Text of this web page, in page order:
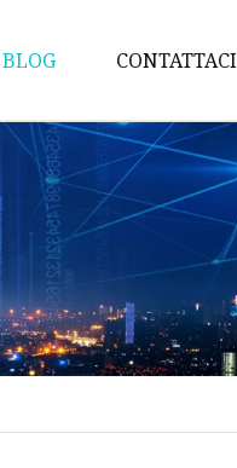
BLOG CONTATTACI